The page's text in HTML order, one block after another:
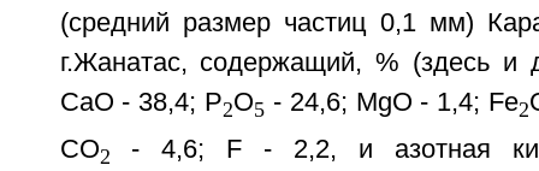
(средний размер частиц 0,1 мм)
г.Жанатас, содержащий, % (здесь и
СаО - 38,4; P2O5 - 24,6; MgO - 1,4; Fe2
СО2
- 4,6; F - 2,2, и азотная